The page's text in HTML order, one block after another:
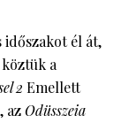
időszakot él át,
a
2 Emellett
azOdüsszeia